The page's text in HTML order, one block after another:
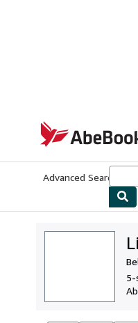
AbeBooks.co.uk
Advanced Search